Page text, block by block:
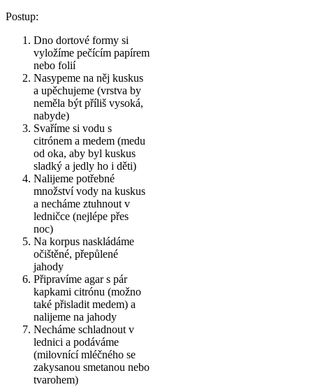
Postup:
Dno dortové formy si
vyložíme pečícím papírem
nebo folií
Nasypeme na něj kuskus
a upěchujeme (vrstva by
neměla být příliš vysoká,
nabyde)
Svaříme si vodu s
citrónem a medem (medu
od oka, aby byl kuskus
sladký a jedly ho i děti)
Nalijeme potřebné
množství vody na kuskus
a necháme ztuhnout v
ledničce (nejlépe přes
noc)
Na korpus naskládáme
očištěné, přepůlené
jahody
Připravíme agar s pár
kapkami citrónu (možno
také přisladit medem) a
nalijeme na jahody
Necháme schladnout v
lednici a podáváme
(milovnící mléčného se
zakysanou smetanou nebo
tvarohem)